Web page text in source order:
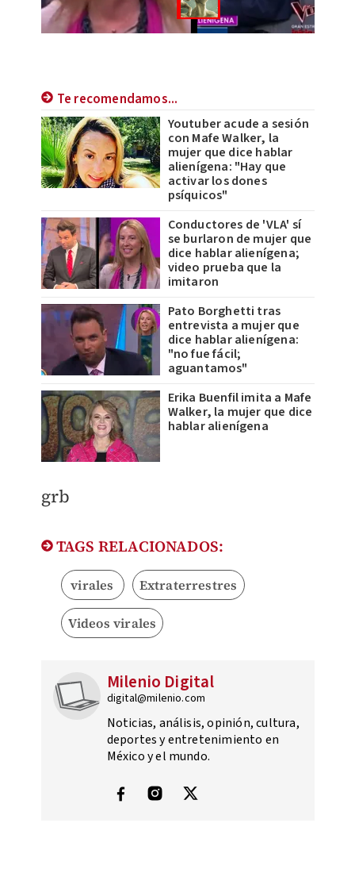
Te recomendamos...
Youtuber acude a sesión
con Mafe Walker, la
mujer que dice hablar
alienígena: "Hay que
activar los dones
psíquicos"
Conductores de 'VLA' sí
se burlaron de mujer que
dice hablar alienígena;
video prueba que la
imitaron
Pato Borghetti tras
entrevista a mujer que
dice hablar alienígena:
"no fue fácil;
aguantamos"
Erika Buenfil imita a Mafe
Walker, la mujer que dice
hablar alienígena
grb
TAGS RELACIONADOS:
virales Extraterrestres
Videos virales
Milenio Digital
digital@milenio.com
Noticias, análisis, opinión, cultura,
deportes y entretenimiento en
México y el mundo.